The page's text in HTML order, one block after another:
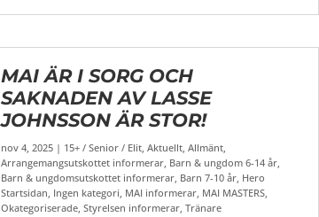
MAI ÄR I SORG OCH
SAKNADEN AV LASSE
JOHNSSON ÄR STOR!
nov 4, 2025 | 15+ / Senior / Elit,Aktuellt,Allmänt,
Arrangemangsutskottet informerar, Barn & ungdom 6-14 år,
Barn & ungdomsutskottet informerar, Barn 7-10 år, Hero
Startsidan, Ingen kategori, MAI informerar, MAI MASTERS,
Okategoriserade,Styrelsen informerar,Tränare